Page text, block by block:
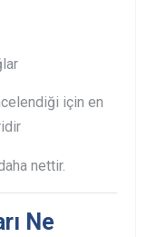
için en
nettir.
Ne